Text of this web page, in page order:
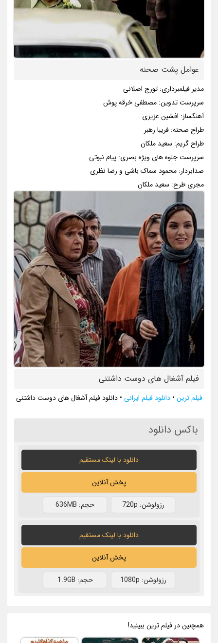
عوامل پشت صحنه
مدیر فیلمبرداری: تورج اصلانی
سرپرست تدوین: مصطفی خرقه پوش
آهنگساز: افشین عزیزی
طراح صحنه: فریبا رهبر
طراح گریم: سعید ملکان
سرپرست جلوه های ویژه بصری: پیام نبوتی
صدابردار: محمود سماک باشی و رضا نظری
مجری طرح: سعید ملکان
فیلم آشغال های دوست داشتنی
فیلم ترین •دانلود فیلم ایرانی •دانلود فیلم آشغال های دوست داشتنی
باکس دانلود
دانلود با لينک مستقيم
پخش آنلاین
رزولوشن: 720p حجم: 636MB
دانلود با لينک مستقيم
پخش آنلاین
رزولوشن: 1080p حجم: 1.9GB
همچنين در فيلم ترين ببينيد!